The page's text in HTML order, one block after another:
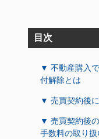
目次
▼ 不動産購入
付解除とは
▼ 売買契約後
▼ 売買契約後
手数料の取り扱